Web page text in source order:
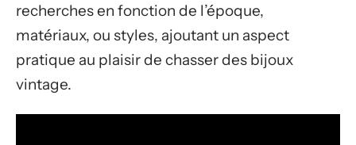
recherches en fonction de l’époque,
matériaux, ou styles, ajoutant un aspect
pratique au plaisir de chasser des bijoux
vintage.